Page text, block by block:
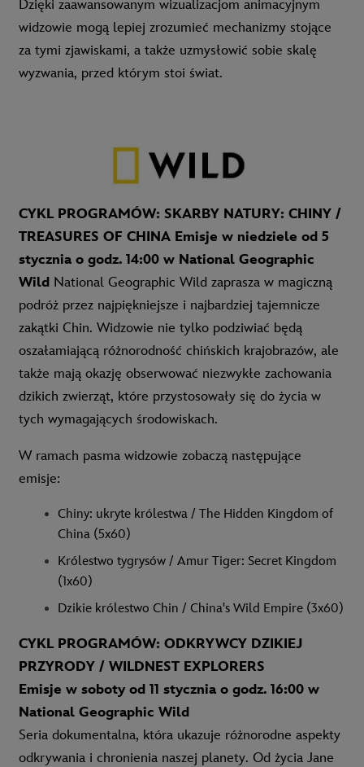
Dzięki zaawansowanym wizualizacjom animacyjnym
widzowie mogą lepiej zrozumieć mechanizmy stojące
za tymi zjawiskami, a także uzmysłowić sobie skalę
wyzwania, przed którym stoi świat.
CYKL PROGRAMÓW: SKARBY NATURY: CHINY /
TREASURES OF CHINA Emisje w niedziele od 5
stycznia o godz. 14:00 w National Geographic
Wild National Geographic Wild zaprasza w magiczną
podróż przez najpiękniejsze i najbardziej tajemnicze
zakątki Chin. Widzowie nie tylko podziwiać będą
oszałamiającą różnorodność chińskich krajobrazów, ale
także mają okazję obserwować niezwykłe zachowania
dzikich zwierząt, które przystosowały się do życia w
tych wymagających środowiskach.
W ramach pasma widzowie zobaczą następujące
emisje:
Chiny: ukryte królestwa / The Hidden Kingdom of
China (5x60)
Królestwo tygrysów / Amur Tiger: Secret Kingdom
(1x60)
Dzikie królestwo Chin / China's Wild Empire (3x60)
CYKL PROGRAMÓW: ODKRYWCY DZIKIEJ
PRZYRODY / WILDNEST EXPLORERS
Emisje w soboty od 11 stycznia o godz. 16:00 w
National Geographic Wild
Seria dokumentalna, która ukazuje różnorodne aspekty
odkrywania i chronienia naszej planety. Od życia Jane